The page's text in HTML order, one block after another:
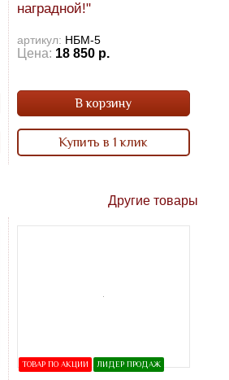
наградной!"
артикул: НБМ-5
Цена: 18 850 р.
В корзину
Купить в 1 клик
Другие товары
ТОВАР ПО АКЦИИ ЛИДЕР ПРОДАЖ